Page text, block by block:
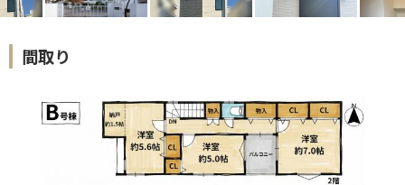
間取り